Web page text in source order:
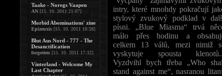
intry, které mnohdy pokračují
stylový zvukový podklad v
písni. „Blue Miasma“ trvá
málo přes hodinu a
celkem 13 válů, mezi nimiž
vyskytuje spousta
Vyzdvihl bych třeba „Who
stand against me“, nasranou
Taake - Noregs Vaapen
AN [15. 10. 2011 21:07]
Morbid Abominations' zine
Epizeuxis [15. 10. 2011 18:58]
Blut Aus Nord - 777 - The
Desanctification
forgotten [15. 10. 2011 17:32]
Vinterland - Welcome My
Last Chapter